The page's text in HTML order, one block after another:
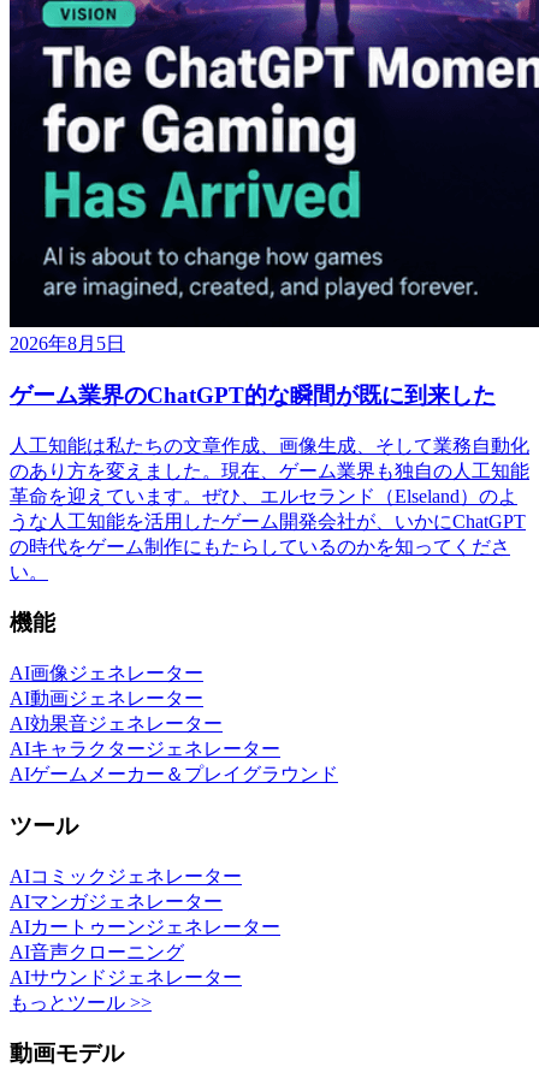
2026年8月5日
ゲーム業界のChatGPT的な瞬間が既に到来した
人工知能は私たちの文章作成、画像生成、そして業務自動化
のあり方を変えました。現在、ゲーム業界も独自の人工知能
革命を迎えています。ぜひ、エルセランド（Elseland）のよ
うな人工知能を活用したゲーム開発会社が、いかにChatGPT
の時代をゲーム制作にもたらしているのかを知ってくださ
い。
機能
AI画像ジェネレーター
AI動画ジェネレーター
AI効果音ジェネレーター
AIキャラクタージェネレーター
AIゲームメーカー＆プレイグラウンド
ツール
AIコミックジェネレーター
AIマンガジェネレーター
AIカートゥーンジェネレーター
AI音声クローニング
AIサウンドジェネレーター
もっとツール >>
動画モデル